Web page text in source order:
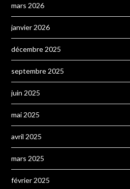
mars 2026
janvier 2026
décembre 2025
septembre 2025
juin 2025
mai 2025
avril 2025
mars 2025
février 2025